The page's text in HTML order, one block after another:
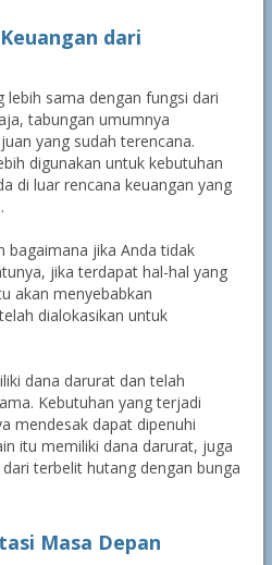
dari
lebih sama dengan fungsi dari
tabungan umumnya
yang sudah terencana.
digunakan untuk kebutuhan
di luar rencana keuangan yang
bagaimana jika Anda tidak
jika terdapat hal-hal yang
akan menyebabkan
dialokasikan untuk
dana darurat dan telah
Kebutuhan yang terjadi
mendesak dapat dipenuhi
itu memiliki dana darurat, juga
terbelit hutang dengan bunga
Masa Depan